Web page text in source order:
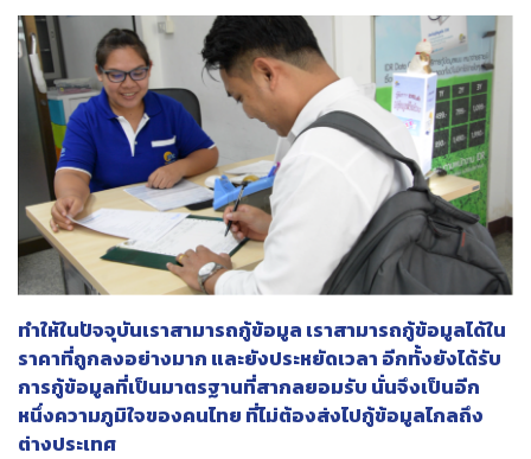
ทำให้ในปัจจุบันเราสามารถกู้ข้อมูล เราสามารถกู้ข้อมูลได้ใน
ราคาที่ถูกลงอย่างมาก และยังประหยัดเวลา อีกทั้งยังได้รับ
การกู้ข้อมูลที่เป็นมาตรฐานที่สากลยอมรับ นั่นจึงเป็นอีก
หนึ่งความภูมิใจของคนไทย ที่ไม่ต้องส่งไปกู้ข้อมูลไกลถึง
ต่างประเทศ